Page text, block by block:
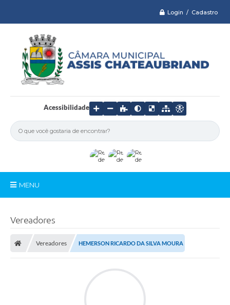
Login / Cadastro
Acessibilidade
MENU
Vereadores
Vereadores HEMERSON RICARDO DA SILVA MOURA